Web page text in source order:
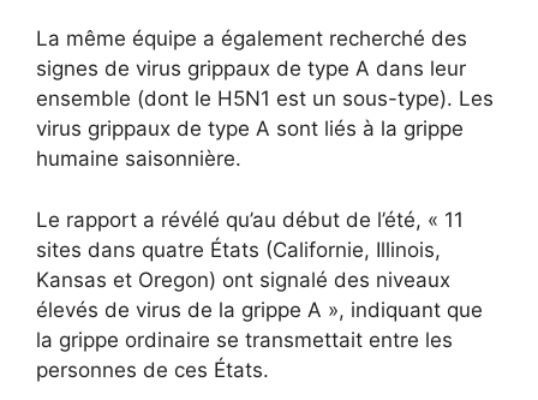
La même équipe a également recherché des
signes de virus grippaux de type A dans leur
ensemble (dont le H5N1 est un sous-type). Les
virus grippaux de type A sont liés à la grippe
humaine saisonnière.
Le rapport a révélé qu’au début de l’été, « 11
sites dans quatre États (Californie, Illinois,
Kansas et Oregon) ont signalé des niveaux
élevés de virus de la grippe A », indiquant que
la grippe ordinaire se transmettait entre les
personnes de ces États.